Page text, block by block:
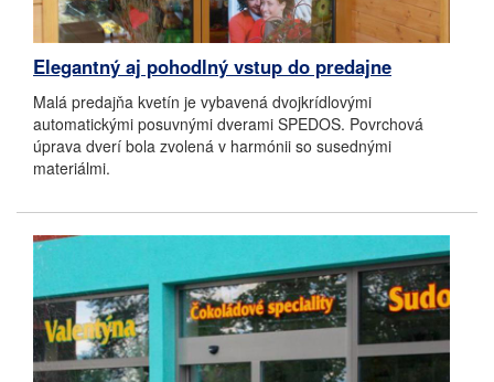
Elegantný aj pohodlný vstup do predajne
Malá predajňa kvetín je vybavená dvojkrídlovými
automatickými posuvnými dverami SPEDOS. Povrchová
úprava dverí bola zvolená v harmónii so susednými
materiálmi.